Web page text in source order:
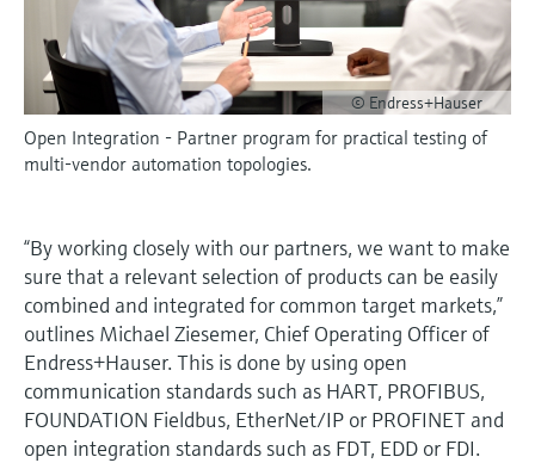
软件
产品工具
系统组件。
Applicator 选型和计算软件
通过应用参数查找、选择并配置产品
Device Viewer
查找产品具体信息和文档
放射线物位测量
阻旋料位开关
伺服液位测量
微波限位栅物位测量
Level measurement with pressure
选购全部
ORP电极和变送器
污泥界面传感器和变送器
营养盐分析仪和传感器
光度计
微波传输测量原理
Memosens数字技术
线缆式温度计
多点温度计
选购全部
选购全部
视距测量仪
超高探测器
选购全部
公用工程：可靠使用蒸汽
所有行业的关注焦点
数字化驱动流程工业转型升级
决策级过程透明度，赋能卓越运营
关联公司
© Endress+Hauser
Open Integration - Partner program for practical testing of
multi-vendor automation topologies.
“By working closely with our partners, we want to make
sure that a relevant selection of products can be easily
combined and integrated for common target markets,”
outlines Michael Ziesemer, Chief Operating Officer of
Endress+Hauser. This is done by using open
communication standards such as HART, PROFIBUS,
FOUNDATION Fieldbus, EtherNet/IP or PROFINET and
open integration standards such as FDT, EDD or FDI.